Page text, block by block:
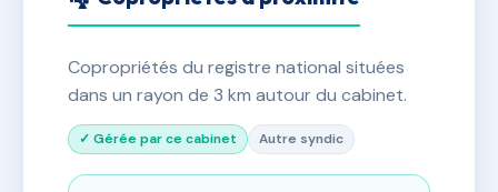
Copropriétés du registre national situées
dans un rayon de 3 km autour du cabinet.
✓ Gérée par ce cabinet Autre syndic